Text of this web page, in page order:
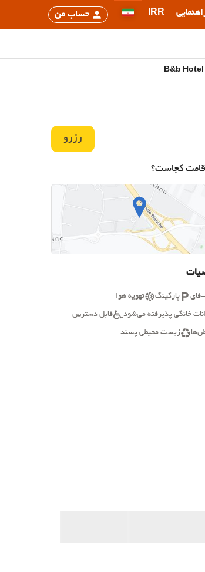
IRR حساب من
رزرو
کجاست؟
فای پارکینگ تهویه هوا
خانگی پذیرفته می‌شود قابل دسترس
زیست محیطی پسند